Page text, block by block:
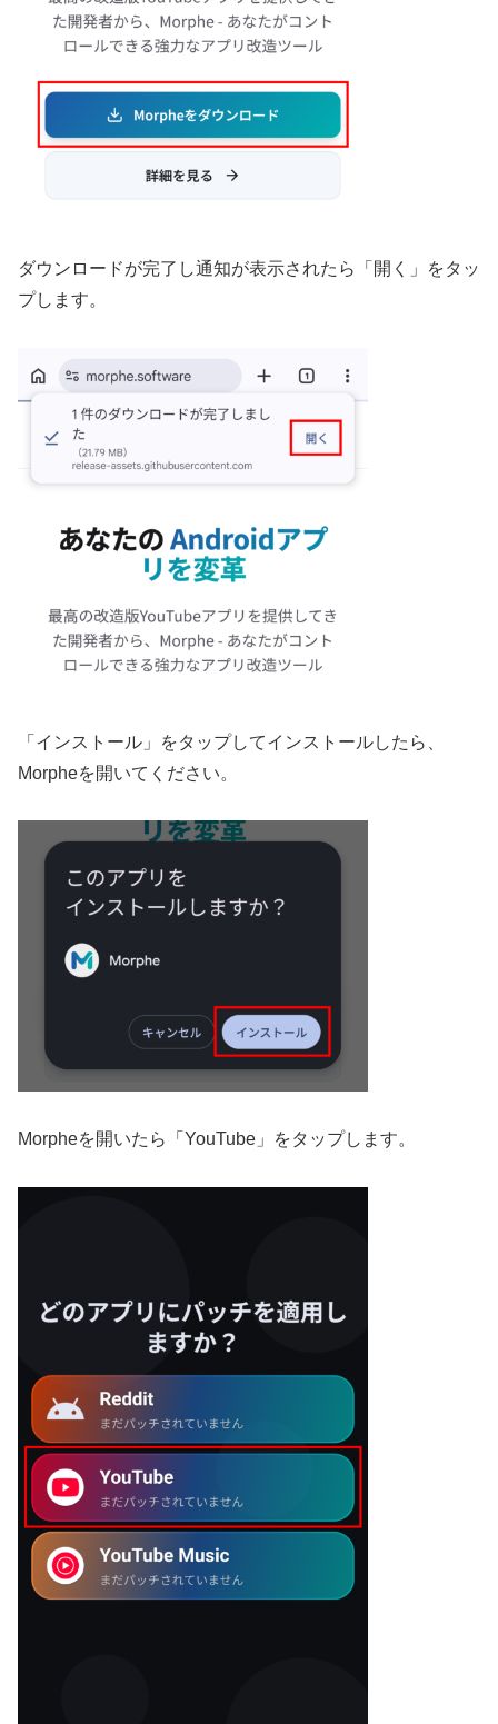
ダウンロードが完了し通知が表示されたら「開く」をタッ
プします。
「インストール」をタップしてインストールしたら、
Morpheを開いてください。
Morpheを開いたら「YouTube」をタップします。